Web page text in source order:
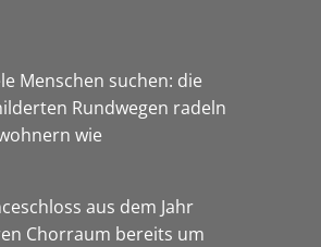
Menschen suchen: die
Rundwegen radeln
wie
aus dem Jahr
Chorraum bereits um